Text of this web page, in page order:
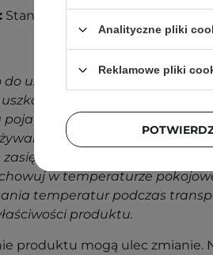
Stany Zjednoczone
użytku zewnętrznego.
skórę.
się jakichkolwiek
produktu.
dzieci.
w temperaturze
temperatur podczas
produktu.
produktu mogą ulec zmianie.
Analityczne pliki
Reklamowe pliki